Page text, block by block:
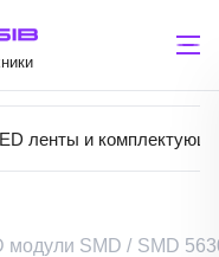
ленты и
модули SMD / SMD